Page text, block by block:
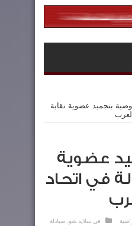
بتجميد عضوية نقابة
عضوية
في اتحاد
في سلايد شو, صيادلة